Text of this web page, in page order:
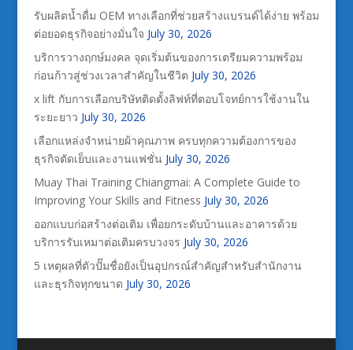
รับผลิตน้ำดื่ม OEM ทางเลือกที่ช่วยสร้างแบรนด์ได้ง่าย พร้อม
ต่อยอดธุรกิจอย่างมั่นใจ July 30, 2026
บริการวางฤกษ์มงคล จุดเริ่มต้นของการเตรียมความพร้อม
ก่อนก้าวสู่ช่วงเวลาสำคัญในชีวิต July 30, 2026
x lift กับการเลือกบริษัทติดตั้งลิฟท์ที่ตอบโจทย์การใช้งานใน
ระยะยาว July 30, 2026
เลือกแหล่งจำหน่ายผ้าคุณภาพ ครบทุกความต้องการของ
ธุรกิจตัดเย็บและงานแฟชั่น July 30, 2026
Muay Thai Training Chiangmai: A Complete Guide to
Improving Your Skills and Fitness July 30, 2026
ออกแบบก่อสร้างต่อเติม เพื่อยกระดับบ้านและอาคารด้วย
บริการรับเหมาต่อเติมครบวงจร July 30, 2026
5 เหตุผลที่ตัวปั๊มชื่อยังเป็นอุปกรณ์สำคัญสำหรับสำนักงาน
และธุรกิจทุกขนาด July 30, 2026